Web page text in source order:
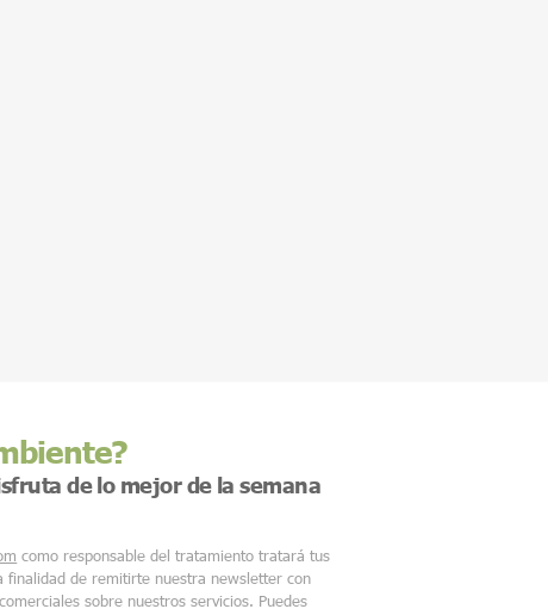
de lo mejor de la semana
como responsable del tratamiento tratará tus
finalidad de remitirte nuestra newsletter con
sobre nuestros servicios. Puedes